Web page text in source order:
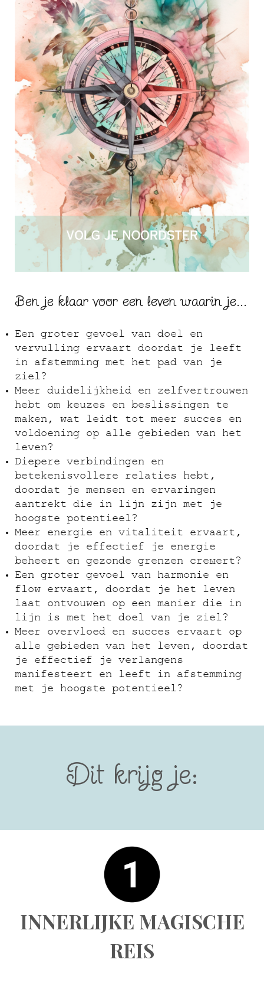
Ben je klaar voor een leven waarin je...
Een groter gevoel van doel en
vervulling ervaart doordat je leeft
in afstemming met het pad van je
ziel?
Meer duidelijkheid en zelfvertrouwen
hebt om keuzes en beslissingen te
maken, wat leidt tot meer succes en
voldoening op alle gebieden van het
leven?
Diepere verbindingen en
betekenisvollere relaties hebt,
doordat je mensen en ervaringen
aantrekt die in lijn zijn met je
hoogste potentieel?
Meer energie en vitaliteit ervaart,
doordat je effectief je energie
beheert en gezonde grenzen creëert?
Een groter gevoel van harmonie en
flow ervaart, doordat je het leven
laat ontvouwen op een manier die in
lijn is met het doel van je ziel?
Meer overvloed en succes ervaart op
alle gebieden van het leven, doordat
je effectief je verlangens
manifesteert en leeft in afstemming
met je hoogste potentieel?
Dit krijg je:
INNERLIJKE MAGISCHE
REIS